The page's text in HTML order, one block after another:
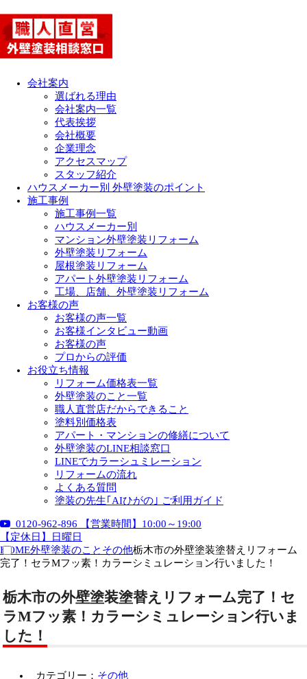
会社案内
選ばれる理由
会社案内一覧
代表挨拶
会社概要
企業理念
アクセスマップ
スタッフ紹介
ハウスメーカー別 外壁塗装のポイント
施工事例
施工事例一覧
ハウスメーカー別
マンション外壁塗装リフォーム
外壁塗装リフォーム
屋根塗装リフォーム
アパート外壁塗装リフォーム
工場、店舗、外壁塗装リフォーム
お客様の声
お客様の声一覧
お客様インタビュー動画
お客様の声
プロからの評価
お役立ち情報
リフォーム価格表一覧
外壁塗装のこと一覧
職人直営店だからできること
塗料別価格表
アパート・マンションの修繕について
外壁塗装のLINE相談窓口
LINEでカラーシュミレーション
リフォームの流れ
よくある質問
塗装の先生｢AIひがの｣ ご利用ガイド
0120-962-896
【営業時間】10:00～19:00
【定休日】日曜日
HOME外壁塗装のこと その他栃木市の外壁塗装塗替えリフォーム
完了！セラMフッ素！カラーシミュレーション行いました！
栃木市の外壁塗装塗替えリフォーム完了！セ
ラMフッ素！カラーシミュレーション行いま
した！
カテゴリー： その他